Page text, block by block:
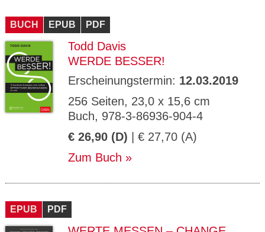
BUCH EPUB PDF
Todd Davis
WERDE BESSER!
Erscheinungstermin: 12.03.2019
256 Seiten, 23,0 x 15,6 cm
Buch, 978-3-86936-904-4
€ 26,90 (D) | € 27,70 (A)
Zum Buch
EPUB PDF